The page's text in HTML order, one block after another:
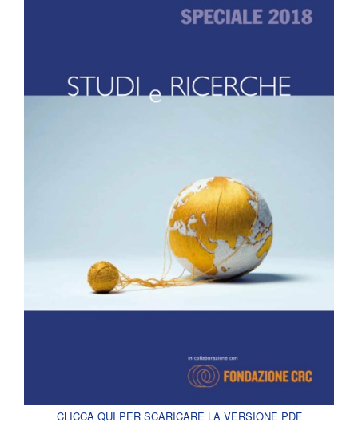
CLICCA QUI PER SCARICARE LA VERSIONE PDF